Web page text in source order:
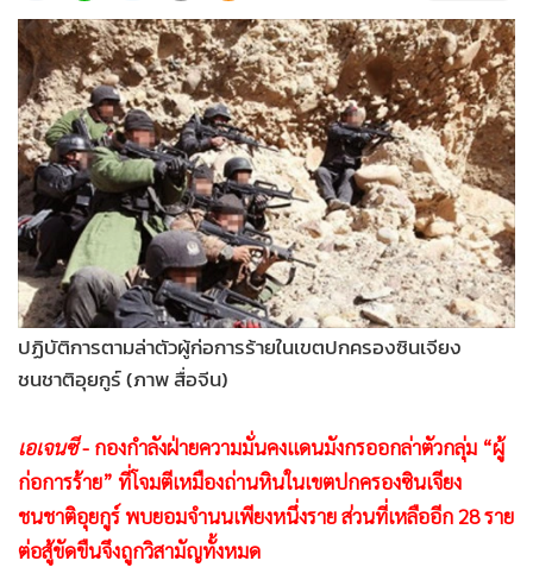
• Green Innovation & SD
• Management & HR
MGR Live
• Infographic
• การเมือง
• ท่องเที่ยว
• กีฬา
• ต่างประเทศ
• Special Scoop
• เศรษฐกิจ-ธุรกิจ
• จีน
• อาชญากรรม
• Motoring
เกม
วิทยาศาสตร์
ปฏิบัติการตามล่าตัวผู้ก่อการร้ายในเขตปกครองซินเจียง
ชนชาติอุยกูร์ (ภาพ สื่อจีน)
เอเจนซี- กองกำลังฝ่ายความมั่นคงแดนมังกรออกล่าตัวกลุ่ม “ผู้
ก่อการร้าย” ที่โจมตีเหมืองถ่านหินในเขตปกครองซินเจียง
ชนชาติอุยกูร์ พบยอมจำนนเพียงหนึ่งราย ส่วนที่เหลืออีก 28 ราย
ต่อสู้ขัดขืนจึงถูกวิสามัญทั้งหมด